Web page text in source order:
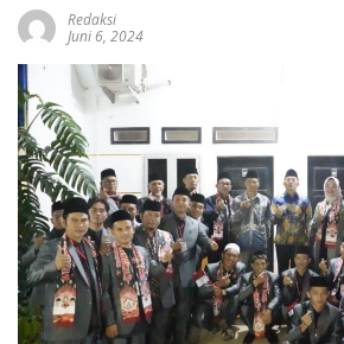
Redaksi
Juni 6, 2024